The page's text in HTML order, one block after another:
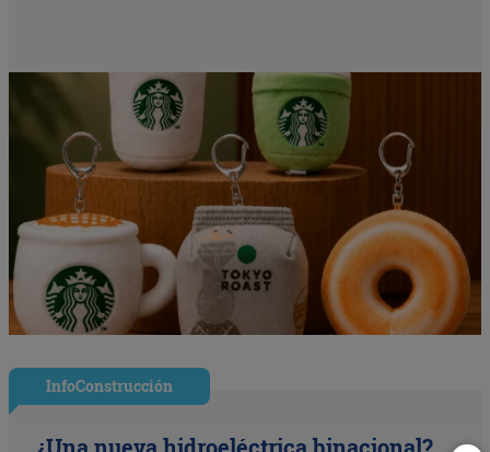
InfoConstrucción
¿Una nueva hidroeléctrica binacional?